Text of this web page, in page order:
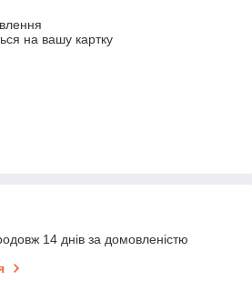
на вашу картку
14 днів за домовленістю